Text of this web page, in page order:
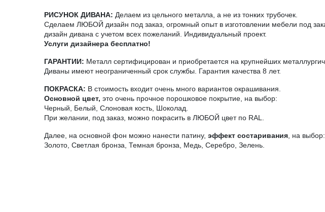
РИСУНОК ДИВАНА: Делаем из цельного металла, а не из тонких трубочек.
Сделаем ЛЮБОЙ дизайн под заказ, огромный опыт в изготовлении мебели под
дизайн дивана с учетом всех пожеланий. Индивидуальный проект.
Услуги дизайнера бесплатно!
ГАРАНТИИ: Металл сертифицирован и приобретается на крупнейших
Диваны имеют неограниченный срок службы. Гарантия качества 8 лет.
ПОКРАСКА: В стоимость входит очень много вариантов окрашивания.
Основной цвет, это очень прочное порошковое покрытие, на выбор:
Черный, Белый, Слоновая кость, Шоколад.
При желании, под заказ, можно покрасить в ЛЮБОЙ цвет по RAL.
Далее, на основной фон можно нанести патину, эффект состаривания , на выбор:
Золото, Светлая бронза, Темная бронза, Медь, Серебро, Зелень.